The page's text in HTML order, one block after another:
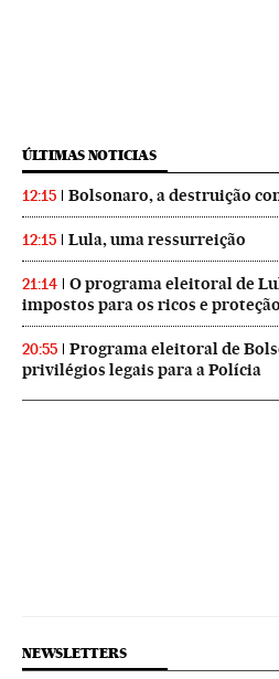
ÚLTIMAS NOTICIAS
12:15 Bolsonaro, a destruição
12:15 Lula, uma ressurreição
21:14
O programa eleitoral de
impostos para os ricos e
20:55
Programa eleitoral de
privilégios legais para a Polícia
NEWSLETTERS